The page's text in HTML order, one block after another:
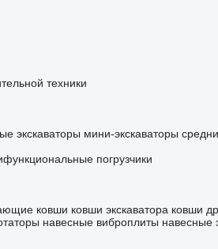
техники
экскаваторы мини-экскаваторы
погрузчики
ковши ковши экскаватора ковши
навесные виброплиты навесные